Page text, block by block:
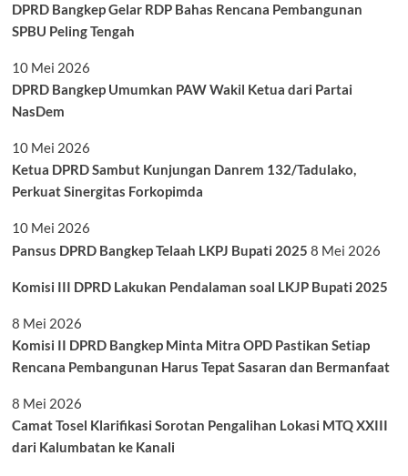
DPRD Bangkep Gelar RDP Bahas Rencana Pembangunan
SPBU Peling Tengah
10 Mei 2026
DPRD Bangkep Umumkan PAW Wakil Ketua dari Partai
NasDem
10 Mei 2026
Ketua DPRD Sambut Kunjungan Danrem 132/Tadulako,
Perkuat Sinergitas Forkopimda
10 Mei 2026
Pansus DPRD Bangkep Telaah LKPJ Bupati 2025 8 Mei 2026
Komisi III DPRD Lakukan Pendalaman soal LKJP Bupati 2025
8 Mei 2026
Komisi II DPRD Bangkep Minta Mitra OPD Pastikan Setiap
Rencana Pembangunan Harus Tepat Sasaran dan Bermanfaat
8 Mei 2026
Camat Tosel Klarifikasi Sorotan Pengalihan Lokasi MTQ XXIII
dari Kalumbatan ke Kanali